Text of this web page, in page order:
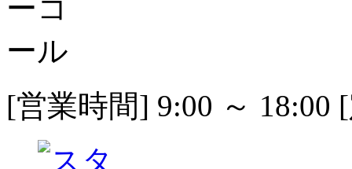
[営業時間] 9:00 ～ 18:00